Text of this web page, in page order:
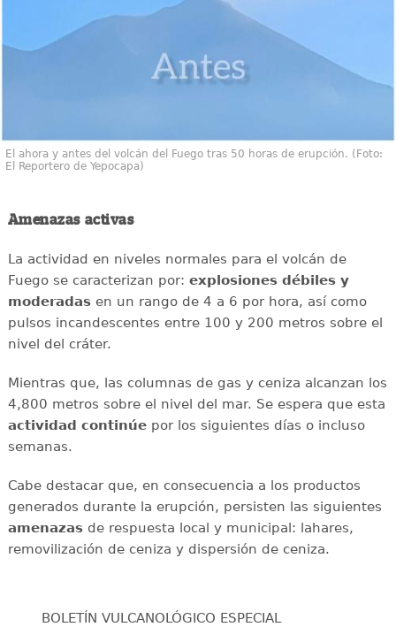
El ahora y antes del volcán del Fuego tras 50 horas de erupción. (Foto:
El Reportero de Yepocapa)
Amenazas activas
La actividad en niveles normales para el volcán de
Fuego se caracterizan por: explosiones débiles y
moderadasen un rango de 4 a 6 por hora, así como
pulsos incandescentes entre 100 y 200 metros sobre el
nivel del cráter.
Mientras que, las columnas de gas y ceniza alcanzan los
4,800 metros sobre el nivel del mar. Se espera que esta
actividad continúepor los siguientes días o incluso
semanas.
Cabe destacar que, en consecuencia a los productos
generados durante la erupción, persisten las siguientes
amenazasde respuesta local y municipal: lahares,
removilización de ceniza y dispersión de ceniza.
BOLETÍN VULCANOLÓGICO ESPECIAL